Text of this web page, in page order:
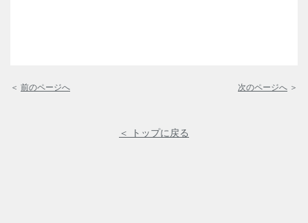
＜ 前のページへ 次のページへ ＞
＜ トップに戻る